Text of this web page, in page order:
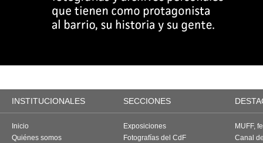
INSTITUCIONALES SECCIONES
Inicio
Quiénes somos
Exposiciones
Fotografías del CdF
MUFF,
Canal